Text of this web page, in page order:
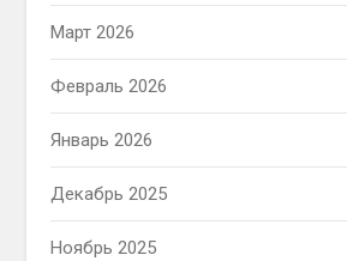
Март 2026
Февраль 2026
Январь 2026
Декабрь 2025
Ноябрь 2025